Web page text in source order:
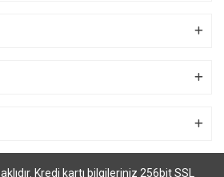
Kredi kartı bilgileriniz 256bit SSL